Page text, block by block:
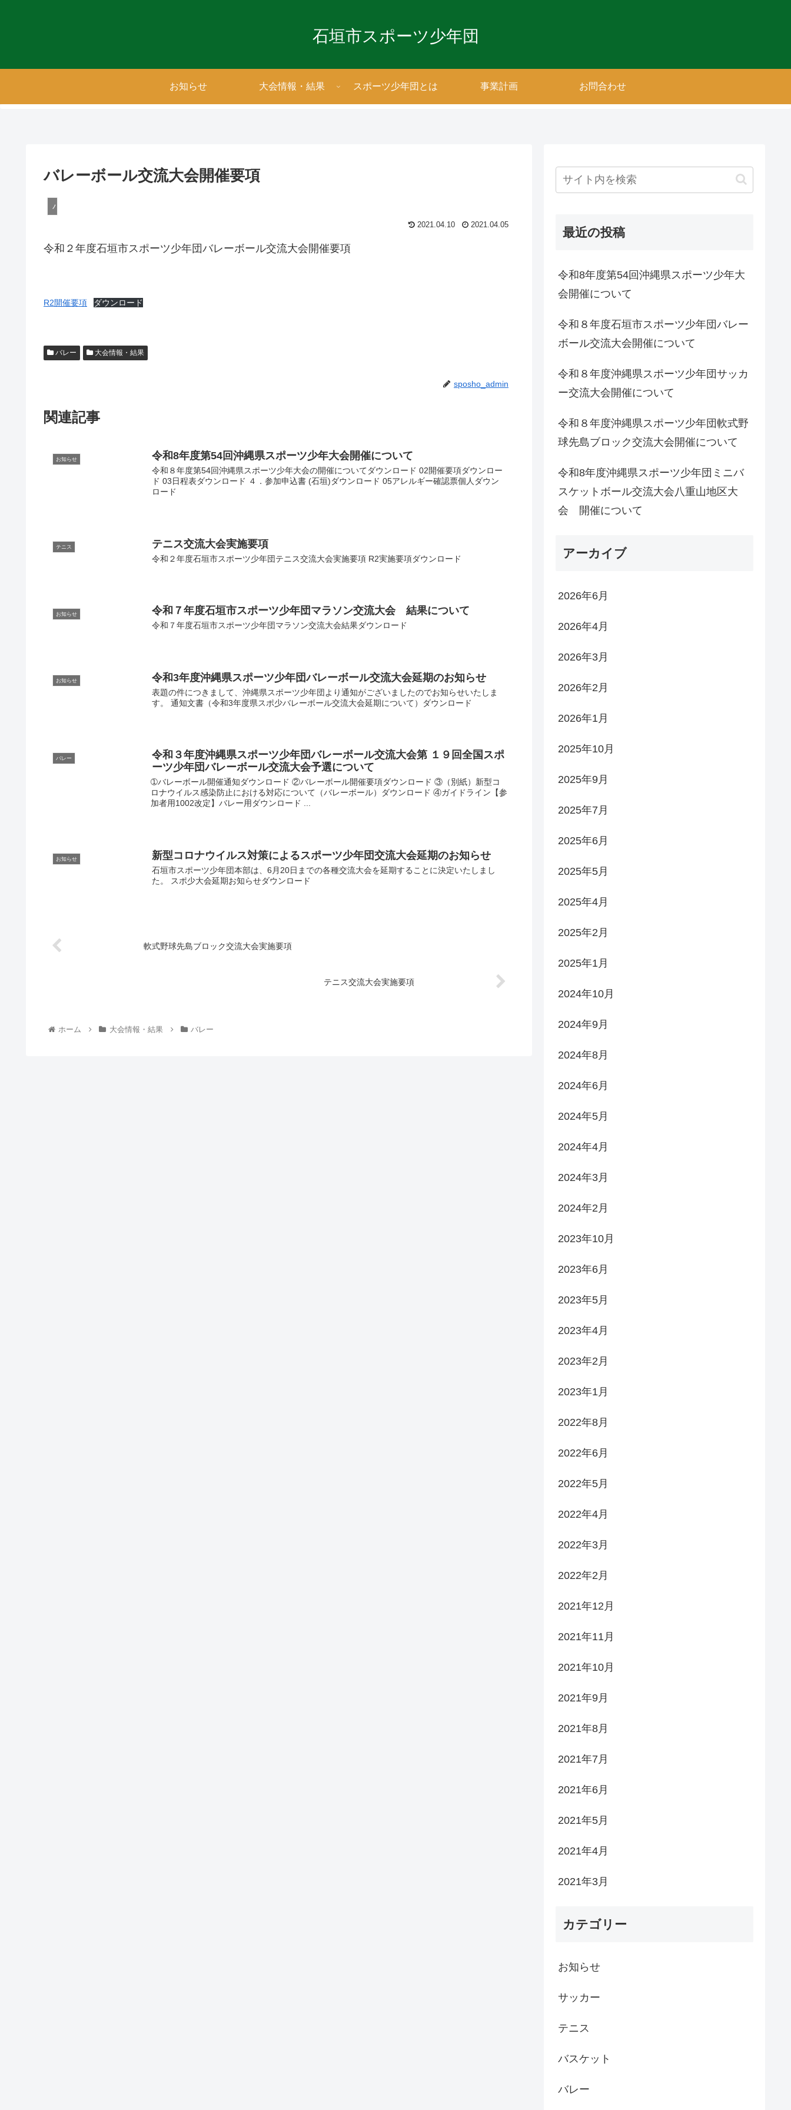
石垣市スポーツ少年団
お知らせ 大会情報・結果 スポーツ少年団とは 事業計画 お問合わせ
バレーボール交流大会開催要項
バレー
2021.04.10 2021.04.05
令和２年度石垣市スポーツ少年団バレーボール交流大会開催要項
R2開催要項 ダウンロード
バレー 大会情報・結果
sposho_admin
関連記事
お知らせ 令和8年度第54回沖縄県スポーツ少年大会開催について
令和８年度第54回沖縄県スポーツ少年大会の開催についてダウンロード 02開催要項ダウンロー
ド 03日程表ダウンロード ４．参加申込書 (石垣)ダウンロード 05アレルギー確認票個人ダウン
ロード
テニス テニス交流大会実施要項
令和２年度石垣市スポーツ少年団テニス交流大会実施要項 R2実施要項ダウンロード
お知らせ 令和７年度石垣市スポーツ少年団マラソン交流大会 結果について
令和７年度石垣市スポーツ少年団マラソン交流大会結果ダウンロード
お知らせ 令和3年度沖縄県スポーツ少年団バレーボール交流大会延期のお知らせ
表題の件につきまして、沖縄県スポーツ少年団より通知がございましたのでお知らせいたしま
す。 通知文書（令和3年度県スポ少バレーボール交流大会延期について）ダウンロード
バレー
令和３年度沖縄県スポーツ少年団バレーボール交流大会第 １９回全国スポ
ーツ少年団バレーボール交流大会予選について
➀バレーボール開催通知ダウンロード ②バレーボール開催要項ダウンロード ③（別紙）新型コ
ロナウイルス感染防止における対応について（バレーボール）ダウンロード ④ガイドライン【参
加者用1002改定】バレー用ダウンロード ...
お知らせ 新型コロナウイルス対策によるスポーツ少年団交流大会延期のお知らせ
石垣市スポーツ少年団本部は、6月20日までの各種交流大会を延期することに決定いたしまし
た。 スポ少大会延期お知らせダウンロード
軟式野球先島ブロック交流大会実施要項
テニス交流大会実施要項
ホーム 大会情報・結果 バレー
最近の投稿
令和8年度第54回沖縄県スポーツ少年大
会開催について
令和８年度石垣市スポーツ少年団バレー
ボール交流大会開催について
令和８年度沖縄県スポーツ少年団サッカ
ー交流大会開催について
令和８年度沖縄県スポーツ少年団軟式野
球先島ブロック交流大会開催について
令和8年度沖縄県スポーツ少年団ミニバ
スケットボール交流大会八重山地区大
会 開催について
アーカイブ
2026年6月
2026年4月
2026年3月
2026年2月
2026年1月
2025年10月
2025年9月
2025年7月
2025年6月
2025年5月
2025年4月
2025年2月
2025年1月
2024年10月
2024年9月
2024年8月
2024年6月
2024年5月
2024年4月
2024年3月
2024年2月
2023年10月
2023年6月
2023年5月
2023年4月
2023年2月
2023年1月
2022年8月
2022年6月
2022年5月
2022年4月
2022年3月
2022年2月
2021年12月
2021年11月
2021年10月
2021年9月
2021年8月
2021年7月
2021年6月
2021年5月
2021年4月
2021年3月
カテゴリー
お知らせ
サッカー
テニス
バスケット
バレー